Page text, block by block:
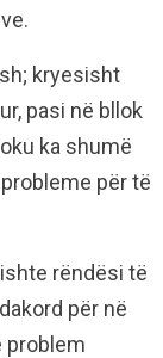
kryesisht
pasi në bllok
ka shumë
për të
rëndësi të
për në
problem